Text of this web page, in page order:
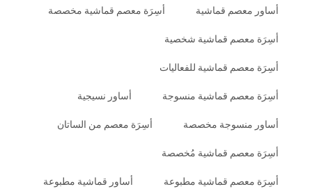
أساور معصم قماشية أسِرَة معصم قماشية مخصصة
أسِرَة معصم قماشية شخصية
أسِرَة معصم قماشية للفعاليات
أسِرَة معصم قماشية منسوجة أساور نسيجية
أساور منسوجة مخصصة أسِرَة معصم من الساتان
أسِرَة معصم قماشية مُخصصة
أسِرَة معصم قماشية مطبوعة أساور قماشية مطبوعة